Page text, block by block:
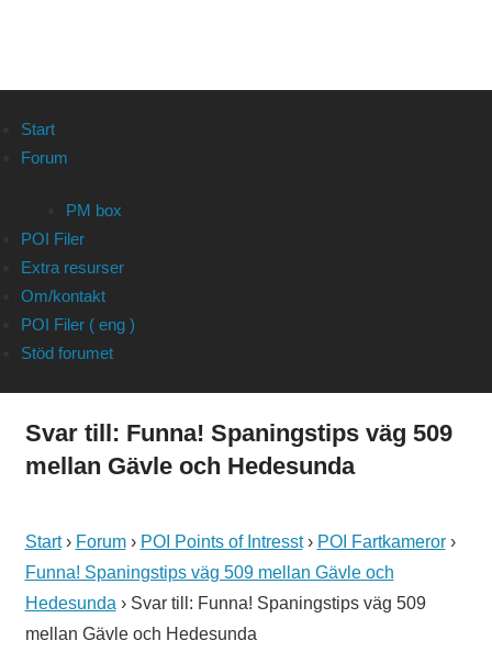
Start
Forum
PM box
POI Filer
Extra resurser
Om/kontakt
POI Filer ( eng )
Stöd forumet
Svar till: Funna! Spaningstips väg 509
mellan Gävle och Hedesunda
Start › Forum › POI Points of Intresst › POI Fartkameror ›
Funna! Spaningstips väg 509 mellan Gävle och
Hedesunda › Svar till: Funna! Spaningstips väg 509
mellan Gävle och Hedesunda